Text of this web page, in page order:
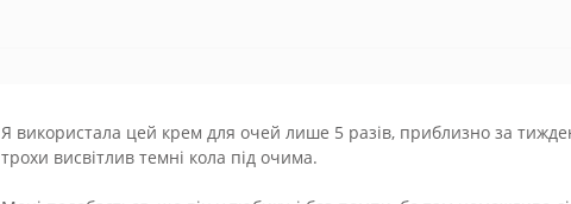
Я використала цей крем для очей лише 5 разів, приблизно за
трохи висвітлив темні кола під очима.